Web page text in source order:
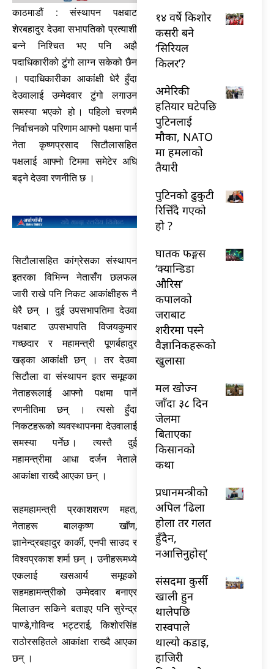
काठमाडौं : संस्थापन पक्षबाट
शेरबहादुर देउवा सभापतिको प्रत्याशी
बन्ने निश्चित भए पनि अझै
पदाधिकारीको टुंगो लाग्न सकेको छैन
। पदाधिकारीका आकांक्षी धेरै हुँदा
देउवालाई उम्मेदवार टुंगो लगाउन
समस्या भएको हो । पहिलो चरणमै
निर्वाचनको परिणाम आफ्नो पक्षमा पार्न
नेता कृष्णप्रसाद सिटौलासहित
पक्षलाई आफ्नो टिममा समेटेर अघि
बढ्ने देउवा रणनीति छ ।
सिटौलासहित कांग्रेसका संस्थापन
इतरका विभिन्न नेतासँग छलफल
जारी राखे पनि निकट आकांक्षीहरू नै
धेरै छन् । दुई उपसभापतिमा देउवा
पक्षबाट उपसभापति विजयकुमार
गच्छदार र महामन्त्री पूणर्बहादुर
खड्का आकांक्षी छन् । तर देउवा
सिटौला वा संस्थापन इतर समूहका
नेताहरूलाई आफ्नो पक्षमा पार्ने
रणनीतिमा छन् । त्यसो हुँदा
निकटहरूको व्यवस्थापनमा देउवालाई
समस्या पर्नेछ । त्यस्तै दुई
महामन्त्रीमा आधा दर्जन नेताले
आकांक्षा राख्दै आएका छन् ।
सहमहामन्त्री प्रकाशशरण महत,
नेताहरू बालकृष्ण खाँण,
ज्ञानेन्द्रबहादुर कार्की, एनपी साउद र
विश्वप्रकाश शर्मा छन् । उनीहरूमध्ये
एकलाई खसआर्य समूहको
सहमहामन्त्रीको उम्मेदवार बनाएर
मिलाउन सकिने बताइए पनि सुरेन्द्र
पाण्डे,गोविन्द भट्टराई, किशोरसिंह
राठोरसहितले आकांक्षा राख्दै आएका
छन् ।
१४ वर्षे किशोर
कसरी बने
‘सिरियल
किलर’?
अमेरिकी
हतियार घटेपछि
पुटिनलाई
मौका, NATO
मा हमलाको
तैयारी
पुटिनको ढुकुटी
रित्तिँदै गएको
हो ?
घातक फङ्गस
‘क्यान्डिडा
औरिस’
कपालको
जराबाट
शरीरमा पस्ने
वैज्ञानिकहरूको
खुलासा
मल खोज्न
जाँदा ३८ दिन
जेलमा
बिताएका
किसानको
कथा
प्रधानमन्त्रीको
अपिल ‘ढिला
होला तर गलत
हुँदैन,
नआत्तिनुहोस्’
संसदमा कुर्सी
खाली हुन
थालेपछि
रास्वपाले
थाल्यो कडाइ,
हाजिरी